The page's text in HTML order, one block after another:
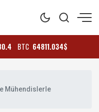
BTC 64811.034$
Mühendislerle